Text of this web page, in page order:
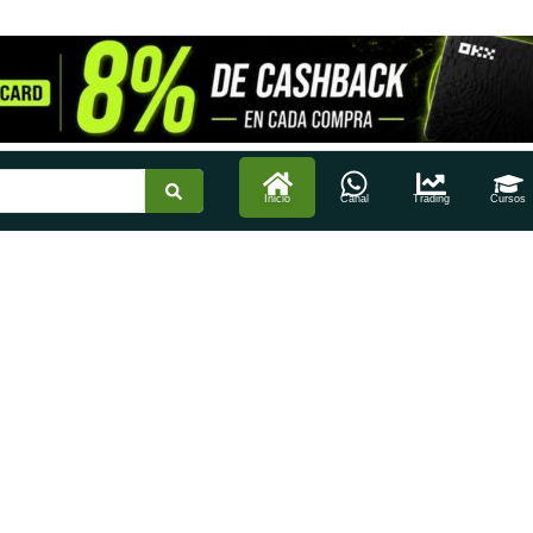
Inicio Canal Trading Cursos